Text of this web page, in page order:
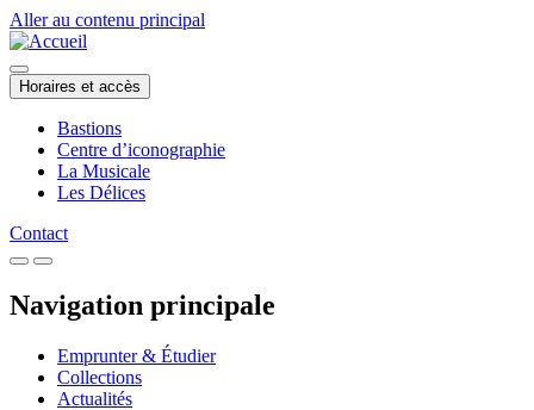
Aller au contenu principal
Horaires et accès
Bastions
Centre d’iconographie
La Musicale
Les Délices
Contact
Navigation principale
Emprunter & Étudier
Collections
Actualités